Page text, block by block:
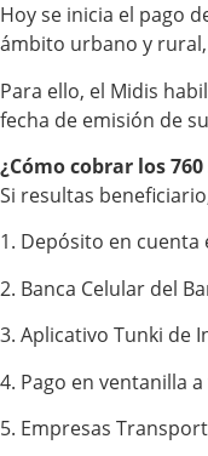
Hoy se inicia el pago
ámbito urbano y
Para ello, el Midis
fecha de emisión de
¿Cómo cobrar los 760
Si resultas
1. Depósito en cuenta
2. Banca Celular del
3. Aplicativo Tunki de
4. Pago en ventanilla
5. Empresas